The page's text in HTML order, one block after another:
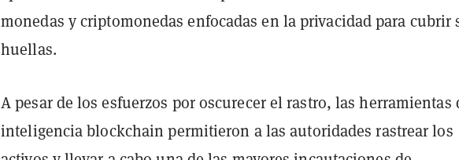
monedas y criptomonedas enfocadas en la privacidad para cubrir
huellas.
A pesar de los esfuerzos por oscurecer el rastro, las herramientas
inteligencia blockchain permitieron a las autoridades rastrear los